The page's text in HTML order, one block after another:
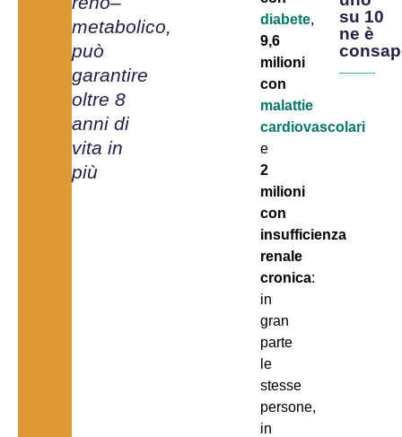
metabolico,
può
garantire
oltre 8
anni di
vita in
più
diabete,
9,6
milioni
con
malattie
cardiovascolari
e
2
milioni
con
insufficienza
renale
cronica:
in
gran
parte
le
stesse
persone,
in
su 10
ne è